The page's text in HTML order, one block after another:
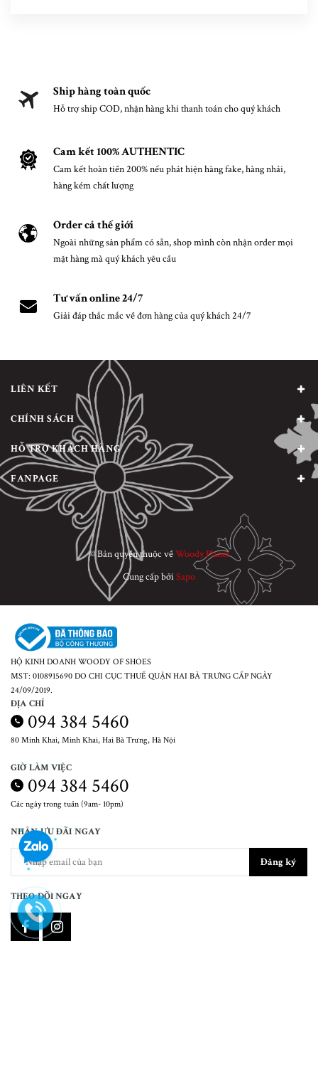
Ship hàng toàn quốc
Hỗ trợ ship COD, nhận hàng khi thanh toán cho quý khách
Cam kết 100% AUTHENTIC
Cam kết hoàn tiền 200% nếu phát hiện hàng fake, hàng nhái,
hàng kém chất lượng
Order cả thế giới
Ngoài những sản phẩm có sẵn, shop mình còn nhận order mọi
mặt hàng mà quý khách yêu cầu
Tư vấn online 24/7
Giải đáp thắc mắc về đơn hàng của quý khách 24/7
LIÊN KẾT
CHÍNH SÁCH
HỖ TRỢ KHÁCH HÀNG
FANPAGE
© Bản quyền thuộc vềWoody Planet
Cung cấp bởiSapo
HỘ KINH DOANH WOODY OF SHOES
MST: 0108915690 DO CHI CỤC THUẾ QUẬN HAI BÀ TRƯNG CẤP NGÀY
24/09/2019.
ĐỊA CHỈ
094 384 5460
80 Minh Khai, Minh Khai, Hai Bà Trưng, Hà Nội
GIỜ LÀM VIỆC
094 384 5460
Các ngày trong tuần (9am- 10pm)
NHẬN ƯU ĐÃI NGAY
Đăng ký
THEO DÕI NGAY